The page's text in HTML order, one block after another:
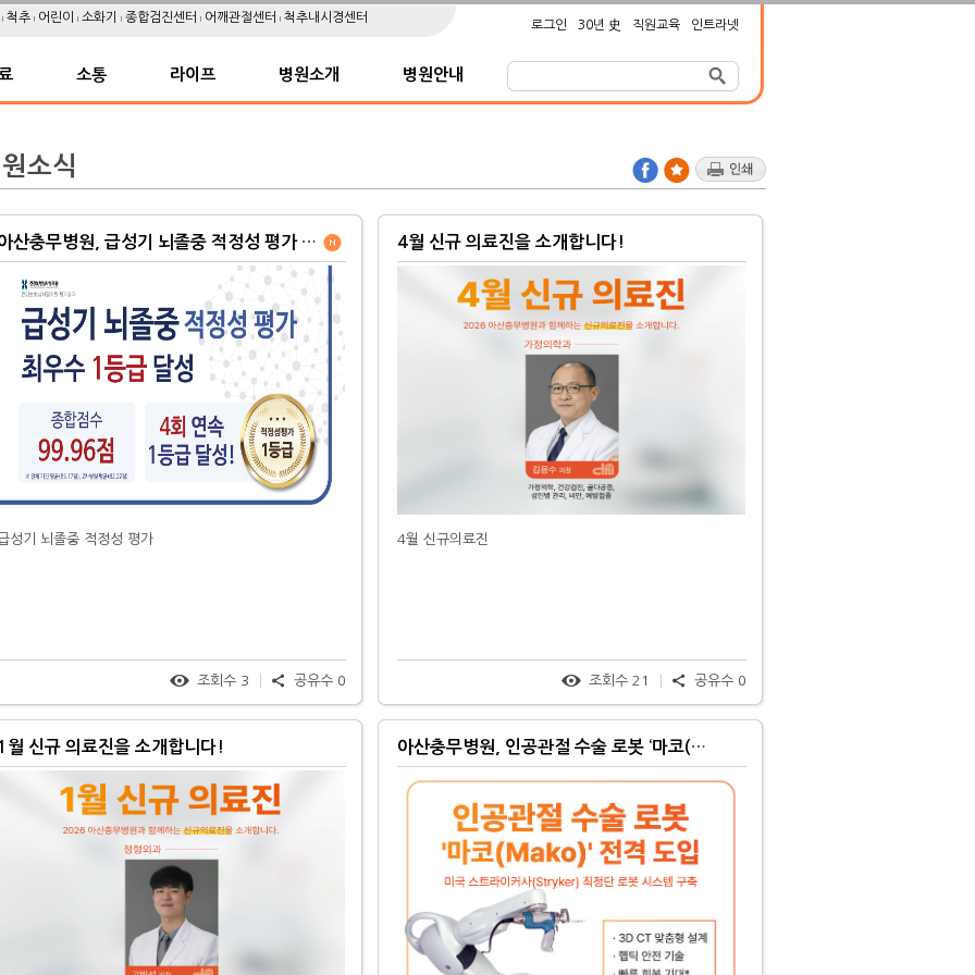
척추 어린이 소화기 종합검진센터 어깨관절센터 척추내시경센터
로그인 30년 史 직원교육 인트라넷
소통 라이프 병원소개 병원안내
소식
아산충무병원, 급성기 뇌졸중 적정성 평가 ‘4회 연속 1등급’ 달성
성기 뇌졸중 적정성 평가
조회수 3 공유수 0
4월 신규 의료진을 소개합니다!
4월 신규의료진
조회수 21 공유수 0
월 신규 의료진을 소개합니다! 아산충무병원, 인공관절 수술 로봇 ‘마코(Mako)’ 전격 도입